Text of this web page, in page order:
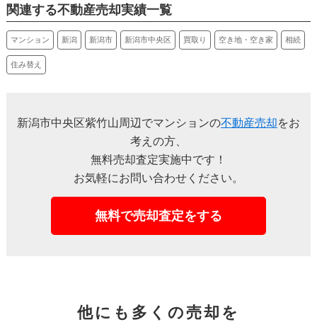
関連する不動産売却実績一覧
マンション 新潟 新潟市 新潟市中央区 買取り 空き地・空き家 相続
住み替え
新潟市中央区紫竹山周辺でマンションの不動産売却をお
考えの方、
無料売却査定実施中です！
お気軽にお問い合わせください。
無料で売却査定をする
他にも多くの売却を